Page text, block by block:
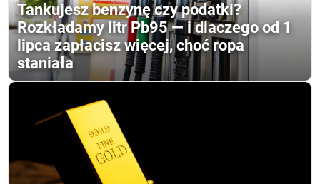
Tankujesz benzynę czy podatki?
Rozkładamy litr Pb95 — i dlaczego od 1
lipca zapłacisz więcej, choć ropa
staniała